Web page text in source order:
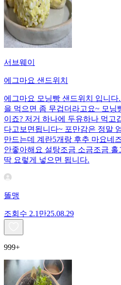
서브웨이
에그마요 샌드위치
에그마요 모닝빵 샌드위치 입니
을 먹으면 좀 무겁더라고요~ 모닝
이죠? 저거 하나에 두유하나 먹고
다고보면됩니다~ 포만감은 정말
만드는데 계란5개랑 후추 마요네
안좋아해요 설탕조금 소금조금
딱 요렇게 넣으면 됩니다.
똘맹
조회수 2.1만25.08.29
999+